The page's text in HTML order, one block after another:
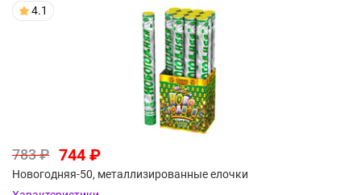
4.1
783 ₽ 744 ₽
Новогодняя-50, металлизированные елочки